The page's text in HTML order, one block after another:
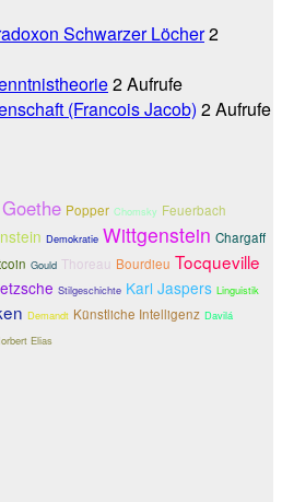
Schwarzer Löcher2
2 Aufrufe
(Francois Jacob) 2 Aufrufe
Goethe Popper Chomsky Feuerbach
Demokratie Wittgenstein Chargaff
Gould Thoreau Bourdieu Tocqueville
Stilgeschichte Karl Jaspers Linguistik
Demandt Künstliche Intelligenz Davilá
Elias